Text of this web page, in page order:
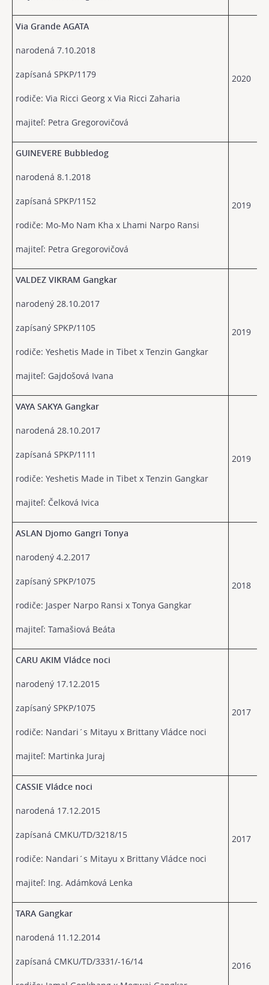
Via Grande AGATA
narodená 7.10.2018
zapísaná SPKP/1179
rodiče: Via Ricci Georg x Via Ricci Zaharia
majiteľ: Petra Gregorovičová
2020
GUINEVERE Bubbledog
narodená 8.1.2018
zapísaná SPKP/1152
rodiče: Mo-Mo Nam Kha x Lhami Narpo Ransi
majiteľ: Petra Gregorovičová
2019
VALDEZ VIKRAM Gangkar
narodený 28.10.2017
zapísaný SPKP/1105
rodiče: Yeshetis Made in Tibet x Tenzin Gangkar
majiteľ: Gajdošová Ivana
2019
VAYA SAKYA Gangkar
narodená 28.10.2017
zapísaná SPKP/1111
rodiče: Yeshetis Made in Tibet x Tenzin Gangkar
majiteľ: Čelková Ivica
2019
ASLAN Djomo Gangri Tonya
narodený 4.2.2017
zapísaný SPKP/1075
rodiče: Jasper Narpo Ransi x Tonya Gangkar
majiteľ: Tamašiová Beáta
2018
CARU AKIM Vládce noci
narodený 17.12.2015
zapísaný SPKP/1075
rodiče: Nandari´s Mitayu x Brittany Vládce noci
majiteľ: Martinka Juraj
2017
CASSIE Vládce noci
narodená 17.12.2015
zapísaná CMKU/TD/3218/15
rodiče: Nandari´s Mitayu x Brittany Vládce noci
majiteľ: Ing. Adámková Lenka
2017
TARA Gangkar
narodená 11.12.2014
zapísaná CMKU/TD/3331/-16/14 2016